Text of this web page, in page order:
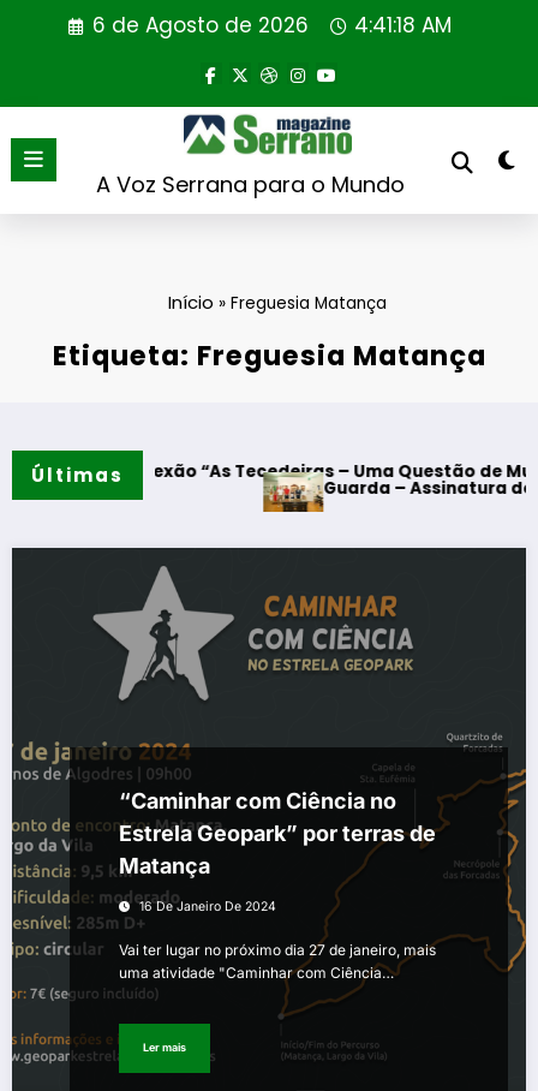
6 de Agosto de 2026 4:41:19 AM
A Voz Serrana para o Mundo
Início » Freguesia Matança
Etiqueta: Freguesia Matança
Últimas
“As Tecedeiras – Uma Questão de Mulheres e de
Guarda – Assinatura dos protocolos
“Caminhar com Ciência no
Estrela Geopark” por terras de
Matança
16 De Janeiro De 2024
Vai ter lugar no próximo dia 27 de janeiro, mais
uma atividade "Caminhar com Ciência…
Ler mais